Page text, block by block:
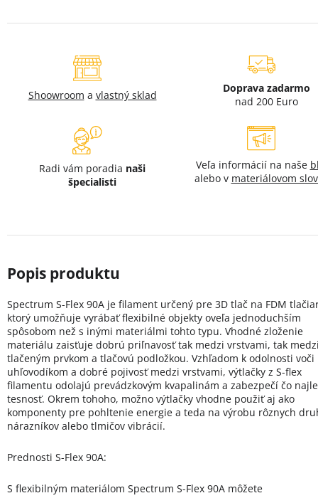
Shoowroom a vlastný sklad
Doprava zadarmo
nad 200 Euro
Radi vám poradia naši
špecialisti
Veľa informácií na naše
alebo v materiálovom
Spectrum S-Flex 90A je filament určený pre 3D tlač na FDM
ktorý umožňuje vyrábať flexibilné objekty oveľa jednoduchším
spôsobom než s inými materiálmi tohto typu. Vhodné zloženie
materiálu zaisťuje dobrú priľnavosť tak medzi vrstvami, tak
tlačeným prvkom a tlačovú podložkou. Vzhľadom k odolnosti voči
uhľovodíkom a dobré pojivosť medzi vrstvami, výtlačky z S-flex
filamentu odolajú prevádzkovým kvapalinám a zabezpečí čo
tesnosť. Okrem tohoho, možno výtlačky vhodne použiť aj ako
komponenty pre pohltenie energie a teda na výrobu rôznych
nárazníkov alebo tlmičov vibrácií.
Prednosti S-Flex 90A:
S flexibilným materiálom Spectrum S-Flex 90A môžete